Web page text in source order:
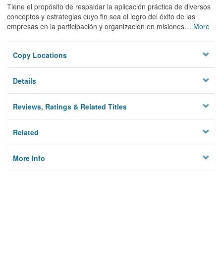
Tiene el propósito de respaldar la aplicación práctica de diversos
conceptos y estrategias cuyo fin sea el logro del éxito de las
empresas en la participación y organización en misiones… More
Copy Locations
Details
Reviews, Ratings & Related Titles
Related
More Info